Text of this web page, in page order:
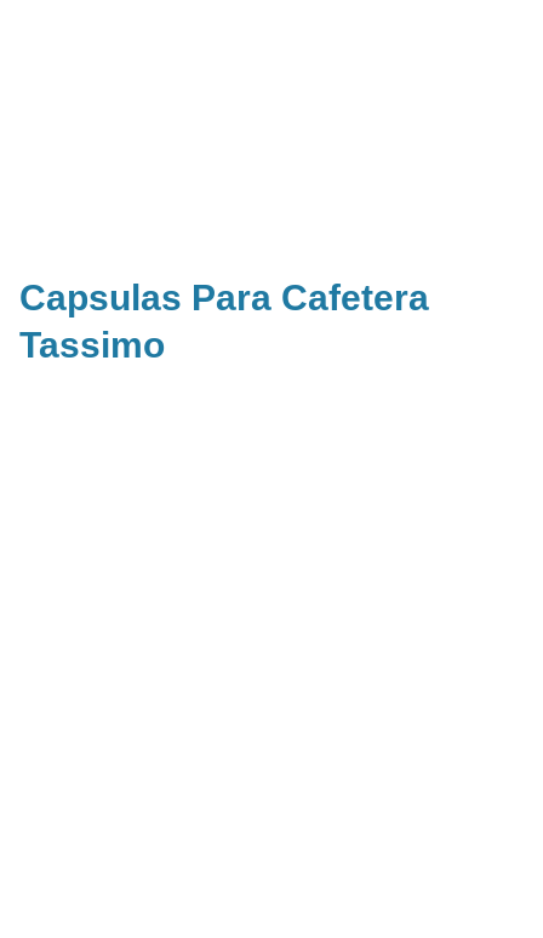
Capsulas Para Cafetera
Tassimo